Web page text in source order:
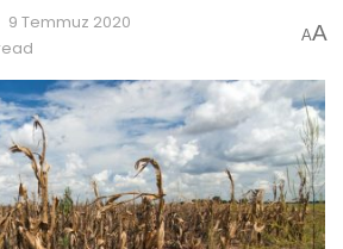
9 Temmuz 2020
AA